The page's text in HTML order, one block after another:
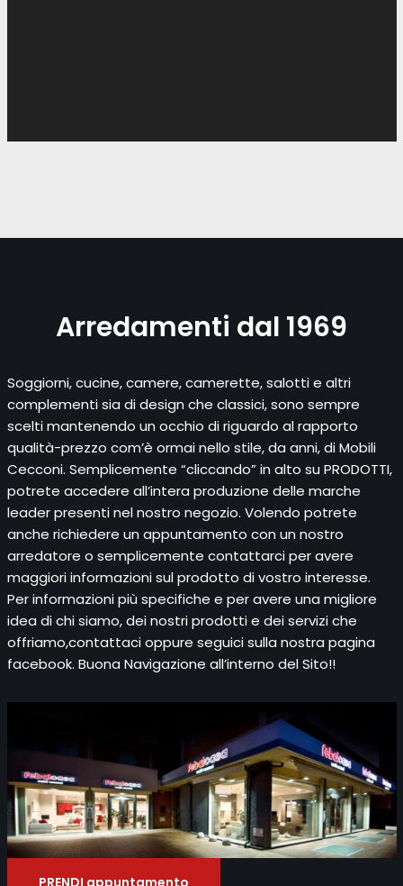
Arredamenti dal 1969
Soggiorni, cucine, camere, camerette, salotti e altri
complementi sia di design che classici, sono sempre
scelti mantenendo un occhio di riguardo al rapporto
qualità-prezzo com’è ormai nello stile, da anni, di Mobili
Cecconi. Semplicemente “cliccando” in alto su PRODOTTI,
potrete accedere all’intera produzione delle marche
leader presenti nel nostro negozio. Volendo potrete
anche richiedere un appuntamento con un nostro
arredatore o semplicemente contattarci per avere
maggiori informazioni sul prodotto di vostro interesse.
Per informazioni più specifiche e per avere una migliore
idea di chi siamo, dei nostri prodotti e dei servizi che
offriamo,contattaci oppure seguici sulla nostra pagina
facebook. Buona Navigazione all’interno del Sito!!